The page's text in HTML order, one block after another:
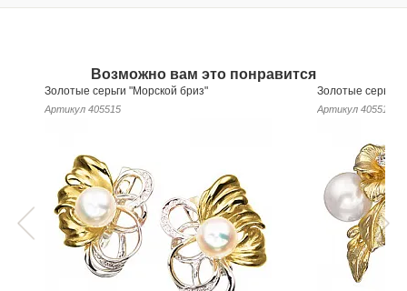
Возможно вам это понравится
Золотые серьги "Морской бриз"
Артикул 405515
Золотые серьги
Артикул 405513